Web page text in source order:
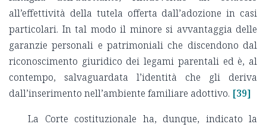
all’effettività della tutela offerta dall’adozione in casi
particolari. In tal modo il minore si avvantaggia delle
garanzie personali e patrimoniali che discendono dal
riconoscimento giuridico dei legami parentali ed è, al
contempo, salvaguardata l’identità che gli deriva
dall’inserimento nell’ambiente familiare adottivo. [39]
La Corte costituzionale ha, dunque, indicato la